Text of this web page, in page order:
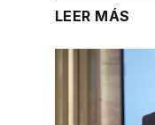
LEER MÁS